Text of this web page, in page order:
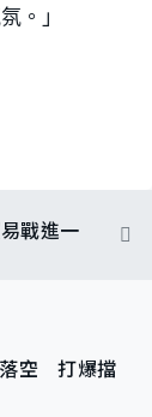
。」
戰進一
落空 打爆擋